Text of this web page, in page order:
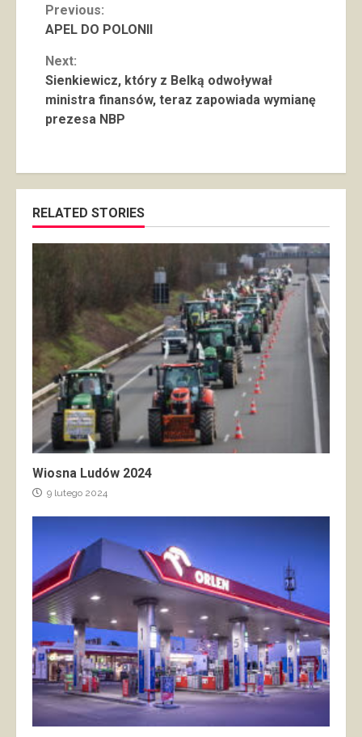
Continue
Previous:
APEL DO POLONII
Next:
Sienkiewicz, który z Belką odwoływał
ministra finansów, teraz zapowiada wymianę
prezesa NBP
RELATED STORIES
Wiosna Ludów 2024
9 lutego 2024